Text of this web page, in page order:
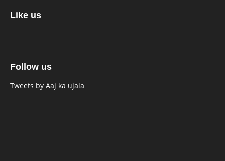
Like us
Follow us
Tweets by Aaj ka ujala